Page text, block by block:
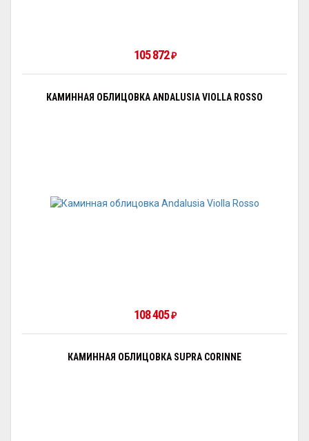
105 872₽
КАМИННАЯ ОБЛИЦОВКА ANDALUSIA VIOLLA ROSSO
108 405₽
КАМИННАЯ ОБЛИЦОВКА SUPRA CORINNE